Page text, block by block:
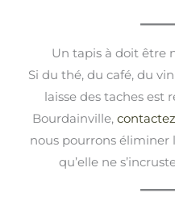
Un tapis à doit être
Si du thé, du café, du
laisse des taches est
Bourdainville,
nous pourrons
qu’elle ne